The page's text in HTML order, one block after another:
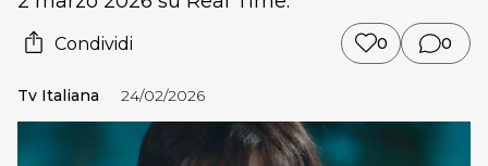
Condividi 0 0
Tv Italiana 24/02/2026